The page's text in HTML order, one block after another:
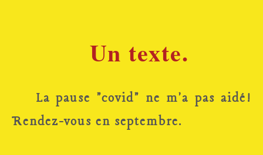
Un texte.
La pause "covid" ne m'a pas aidé!
Rendez-vous en septembre.